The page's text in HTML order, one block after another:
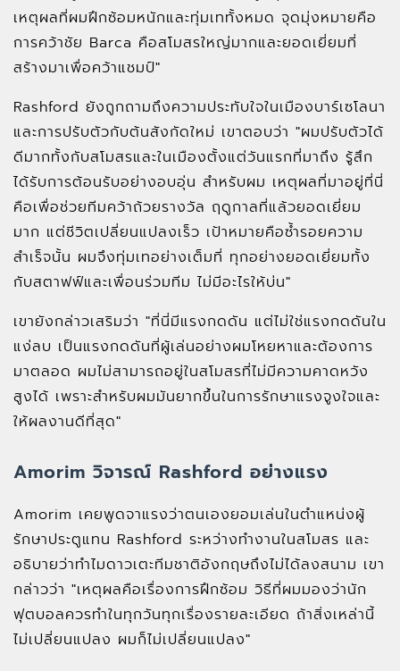
เหตุผลที่ผมฝึกซ้อมหนักและทุ่มเททั้งหมด จุดมุ่งหมายคือ
การคว้าชัย Barca คือสโมสรใหญ่มากและยอดเยี่ยมที่
สร้างมาเพื่อคว้าแชมป์"
Rashford ยังถูกถามถึงความประทับใจในเมืองบาร์เซโลนา
และการปรับตัวกับต้นสังกัดใหม่ เขาตอบว่า "ผมปรับตัวได้
ดีมากทั้งกับสโมสรและในเมืองตั้งแต่วันแรกที่มาถึง รู้สึก
ได้รับการต้อนรับอย่างอบอุ่น สำหรับผม เหตุผลที่มาอยู่ที่นี่
คือเพื่อช่วยทีมคว้าถ้วยรางวัล ฤดูกาลที่แล้วยอดเยี่ยม
มาก แต่ชีวิตเปลี่ยนแปลงเร็ว เป้าหมายคือซ้ำรอยความ
สำเร็จนั้น ผมจึงทุ่มเทอย่างเต็มที่ ทุกอย่างยอดเยี่ยมทั้ง
กับสตาฟฟ์และเพื่อนร่วมทีม ไม่มีอะไรให้บ่น"
เขายังกล่าวเสริมว่า "ที่นี่มีแรงกดดัน แต่ไม่ใช่แรงกดดันใน
แง่ลบ เป็นแรงกดดันที่ผู้เล่นอย่างผมโหยหาและต้องการ
มาตลอด ผมไม่สามารถอยู่ในสโมสรที่ไม่มีความคาดหวัง
สูงได้ เพราะสำหรับผมมันยากขึ้นในการรักษาแรงจูงใจและ
ให้ผลงานดีที่สุด"
Amorim วิจารณ์ Rashford อย่างแรง
Amorim เคยพูดจาแรงว่าตนเองยอมเล่นในตำแหน่งผู้
รักษาประตูแทน Rashford ระหว่างทำงานในสโมสร และ
อธิบายว่าทำไมดาวเตะทีมชาติอังกฤษถึงไม่ได้ลงสนาม เขา
กล่าวว่า "เหตุผลคือเรื่องการฝึกซ้อม วิธีที่ผมมองว่านัก
ฟุตบอลควรทำในทุกวันทุกเรื่องรายละเอียด ถ้าสิ่งเหล่านี้
ไม่เปลี่ยนแปลง ผมก็ไม่เปลี่ยนแปลง"